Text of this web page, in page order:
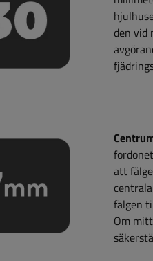
den vid
att
fälgen
Om